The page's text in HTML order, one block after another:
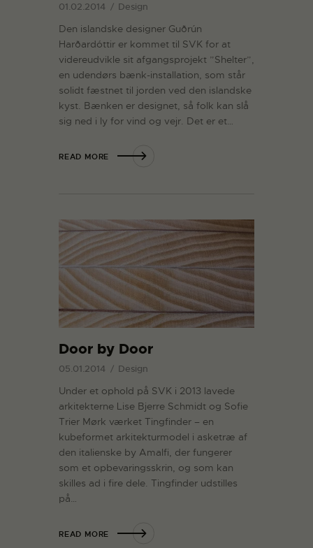
01.02.2014 Design
Den islandske designer Guðrún
Harðardóttir er kommet til SVK for at
videreudvikle sit afgangsprojekt ”Shelter”,
en udendørs bænk-installation, som står
solidt fæstnet til jorden ved den islandske
kyst. Bænken er designet, så folk kan slå
sig ned i ly for vind og vejr. Det er et…
READ MORE
Door by Door
05.01.2014 Design
Under et ophold på SVK i 2013 lavede
arkitekterne Lise Bjerre Schmidt og Sofie
Trier Mørk værket Tingfinder – en
kubeformet arkitekturmodel i asketræ af
den italienske by Amalfi, der fungerer
som et opbevaringsskrin, og som kan
skilles ad i fire dele. Tingfinder udstilles
på…
READ MORE